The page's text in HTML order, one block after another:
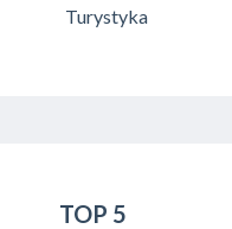
Turystyka
TOP 5